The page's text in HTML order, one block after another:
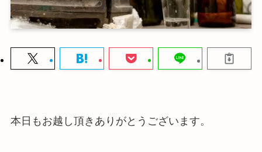
本日もお越し頂きありがとうございます。